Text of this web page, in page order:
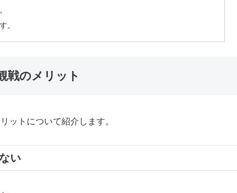
。
戦のメリット
ットについて紹介します。
い